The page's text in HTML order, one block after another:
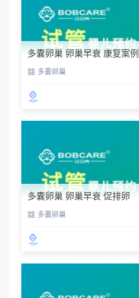
多囊卵巢 卵巢早衰 康复案例
多囊卵巢
多囊卵巢 卵巢早衰 促排卵
多囊卵巢